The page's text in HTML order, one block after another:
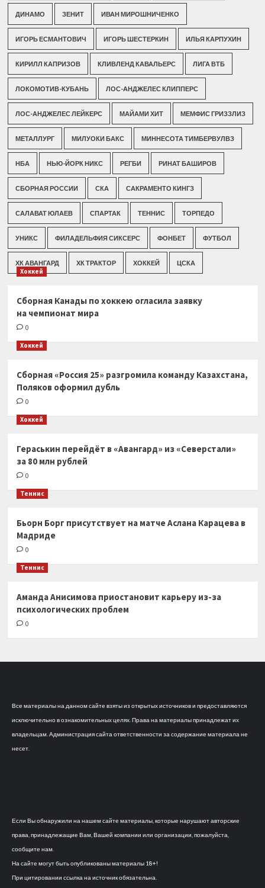
ДИНАМО ЗЕНИТ ИВАН МИРОШНИЧЕНКО
ИГОРЬ ЕСМАНТОВИЧ ИГОРЬ ШЕСТЕРКИН ИЛЬЯ КАРПУХИН
КИРИЛЛ КАПРИЗОВ КЛИВЛЕНД КАВАЛЬЕРС ЛИГА ВТБ
ЛОКОМОТИВ-КУБАНЬ ЛОС-АНДЖЕЛЕС КЛИППЕРС
ЛОС-АНДЖЕЛЕС ЛЕЙКЕРС МАЙАМИ ХИТ МЕМФИС ГРИЗЗЛИЗ
МЕТАЛЛУРГ МИЛУОКИ БАКС МИННЕСОТА ТИМБЕРВУЛВЗ
НБА НЬЮ-ЙОРК НИКС РЕГБИ РИНАТ БАШИРОВ
СБОРНАЯ РОССИИ СКА САКРАМЕНТО КИНГЗ
САЛАВАТ ЮЛАЕВ СПАРТАК ТЕННИС ТОРПЕДО
УНИКС ФИЛАДЕЛЬФИЯ СИКСЕРС ФОНБЕТ ФУТБОЛ
ХК АВАНГАРД ХК ТРАКТОР ХОККЕЙ ЦСКА
Хоккей
Сборная Канады по хоккею огласила заявку
на чемпионат мира
0
Хоккей
Сборная «Россия 25» разгромила команду Казахстана,
Поляков оформил дубль
0
Хоккей
Гераськин перейдёт в «Авангард» из «Северстали»
за 80 млн рублей
0
Теннис
Бьорн Борг присутствует на матче Аслана Карацева в
Мадриде
0
Теннис
Аманда Анисимова приостановит карьеру из-за
психологических проблем
0
Все материалы на данном сайте взяты из открытых источников и предоставляются
исключительно в ознакомительных целях. Права на материалы принадлежат их
владельцам. Администрация сайта ответственности за содержание материала не
несет.
Если Вы обнаружили на нашем сайте материалы, которые нарушают авторские
права, принадлежащие Вам, Вашей компании или организации, пожалуйста,
сообщите нам.
На сайте могут быть опубликованы материалы 18+!
При цитировании ссылка на источник обязательна.